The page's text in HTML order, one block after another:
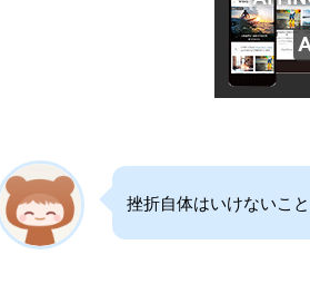
挫折自体はいけないこ